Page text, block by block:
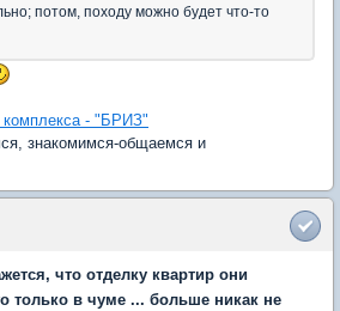
потом, походу можно будет что-то
- "БРИЗ"
знакомимся-общаемся и
что отделку квартир они
только в чуме ... больше никак не